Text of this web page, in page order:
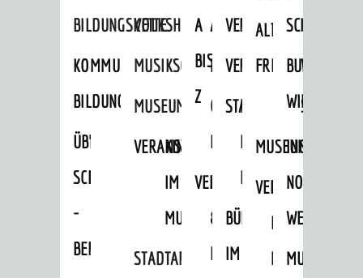
BILDUNGSKETTE
KOMMUNALES
BILDUNGSMANAGEMENT
ÜBERGANG
SCHULE
-
BERUF
"FRÜHE
BILDUNG"
VOLKSHOCHSCHULE
MUSIKSCHULE
MUSEUM
VERANSTALTUNGEN
KINDER
IM
MUSEUM
STADTARCHIV
A
BIS
Z
AUSLEIHE
MEDIENANGEBOTE
ONLINE-
KATALOG
VERANSTALTUNGEN
AUSBILDUNG
&
PRAKTIKA
VERANSTALTER
STADTHALLE
ROLF-
ENGELBRECHT-
HAUS
BÜRGERSAAL
IM
ALTER
FRIEDHOF
ROSENANLAGE
SCHLOSS
BURGRUINE
WINDECK
SCHLOSS
MUSEUM
KINDER
IM
MUSEUM
INGRID-
NOLL-
WEG
MUNDART-